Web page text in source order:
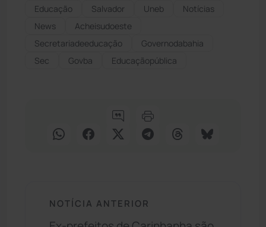
Educação Salvador Uneb
Notícias
News
Acheisudoeste
Secretariadeeducação
Governodabahia
Sec
Govba Educaçãopública
NOTÍCIA ANTERIOR